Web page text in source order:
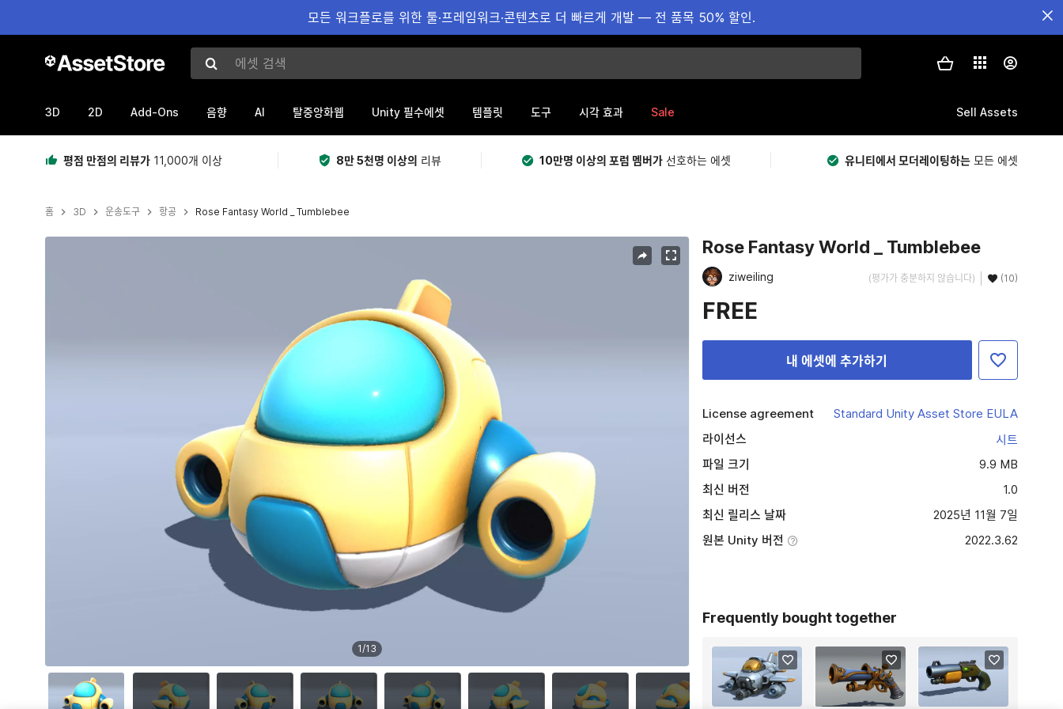
모든 워크플로를 위한 툴·프레임워크·콘텐츠로 더 빠르게 개발 — 전 품목 50% 할인.
에셋 검색
3D 2D Add-Ons 음향 AI 탈중앙화웹 Unity 필수에셋 템플릿 도구 시각 효과 Sale Sell Assets
평점 만점의 리뷰가 11,000개 이상 8만 5천명 이상의 리뷰 10만명 이상의 포럼 멤버가 선호하는 에셋 유니티에서 모더레이팅하는 모든 에셋
홈 3D 운송도구 항공 Rose Fantasy World _ Tumblebee​​
1/13
Rose Fantasy World _ Tumblebee​​
ziweiling (평가가 충분하지 않습니다) (10)
FREE
내 에셋에 추가하기
License agreement
Standard Unity Asset Store EULA
라이선스
시트
파일 크기
9.9 MB
최신 버전
1.0
최신 릴리스 날짜
2025년 11월 7일
원본 Unity 버전
2022.3.62
Frequently bought together